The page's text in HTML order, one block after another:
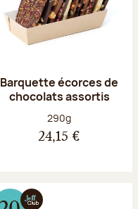
Barquette écorces de
chocolats assortis
Poids net :
290g
24,15 €